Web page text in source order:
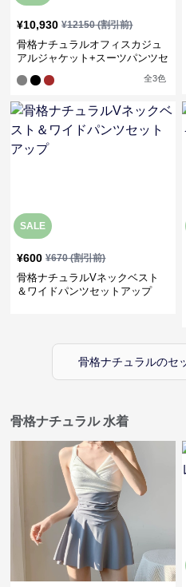
¥10,930 ¥12150(割引前)
骨格ナチュラルオフィスカジュ
アルジャケット+スーツパンツセ
全3色
SALE
¥600 ¥670(割引前)
骨格ナチュラルVネックベスト
＆ワイドパンツセットアップ
骨格ナチュラルのセ
骨格ナチュラル 水着